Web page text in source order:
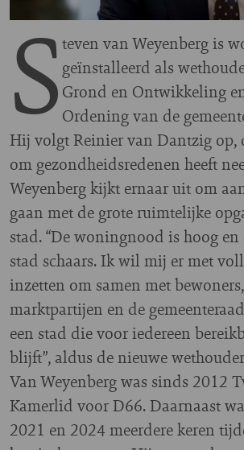
Steven van Weyenberg is
geïnstalleerd als
Grond en Ontwikkeling
Ordening van de
Hij volgt Reinier van Dantzig
om gezondheidsredenen heeft
Weyenberg kijkt ernaar uit om
gaan met de grote ruimtelijke
stad. “De woningnood is hoog
stad schaars. Ik wil mij er met
inzetten om samen met
marktpartijen en de
een stad die voor iedereen
blijft”, aldus de nieuwe
Van Weyenberg was sinds 2012
Kamerlid voor D66. Daarnaast
2021 en 2024 meerdere keren